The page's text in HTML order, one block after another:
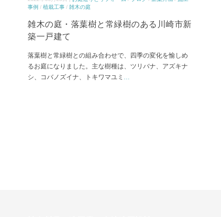
事例 / 植栽工事 / 雑木の庭
雑木の庭・落葉樹と常緑樹のある川崎市新
築一戸建て
落葉樹と常緑樹との組み合わせで、四季の変化を愉しめ
るお庭になりました。主な樹種は、ツリバナ、アズキナ
シ、コバノズイナ、トキワマユミ ...